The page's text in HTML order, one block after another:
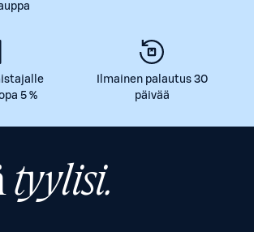
5 %
Ilmainen palautus 30
päivää
tyylisi.